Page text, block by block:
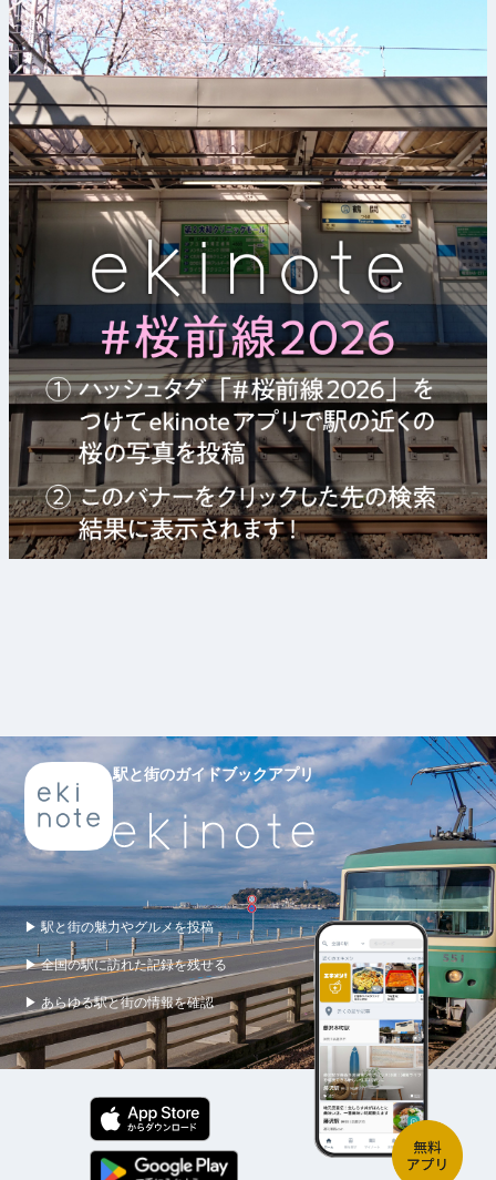
駅と街のガイドブックアプリ
▶ 駅と街の魅力やグルメを投稿
▶ 全国の駅に訪れた記録を残せる
▶ あらゆる駅と街の情報を確認